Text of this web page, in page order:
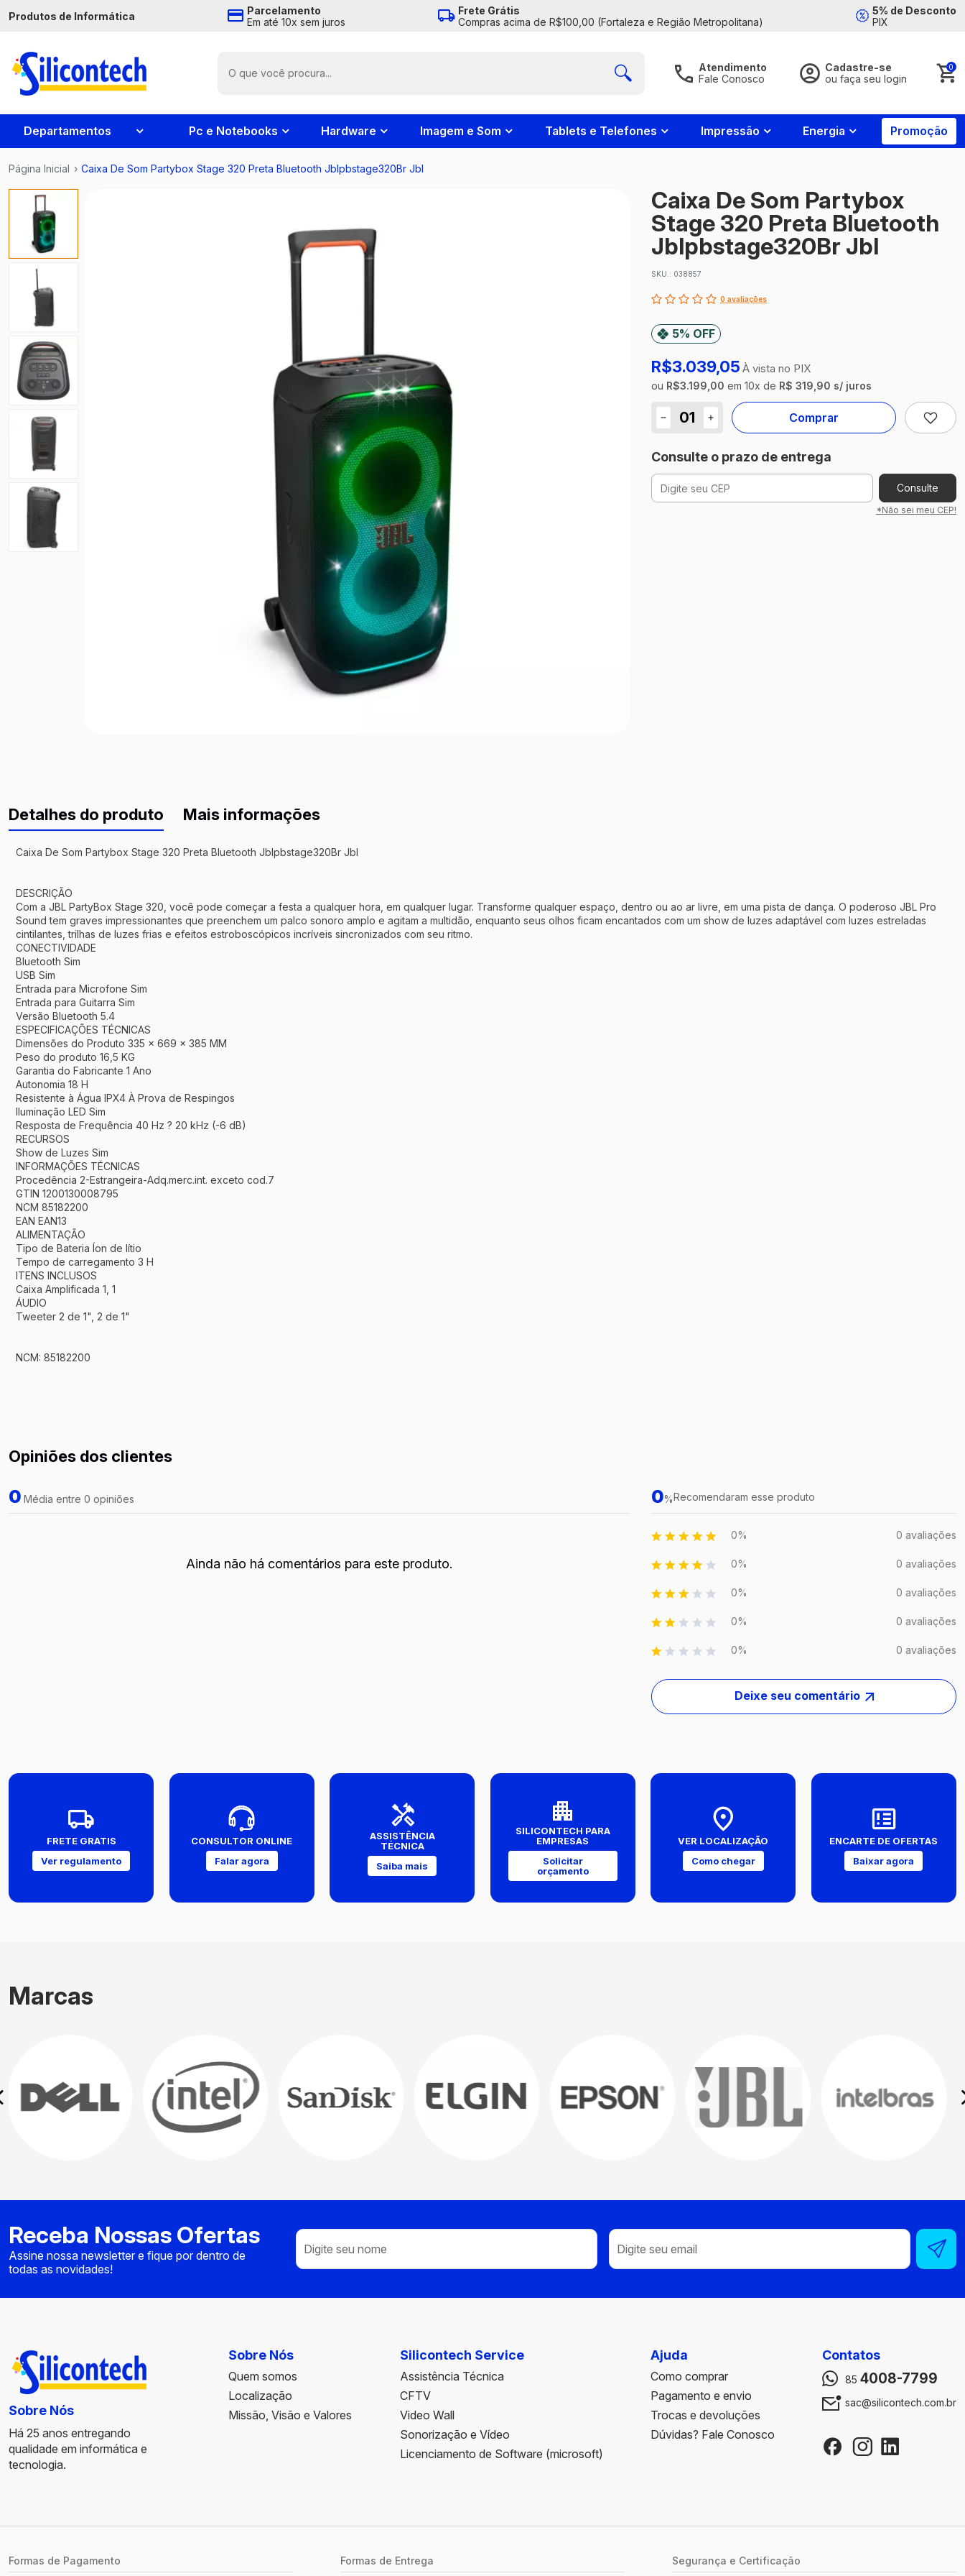
Produtos de Informática
Parcelamento
Em até 10x sem juros
Frete Grátis
Compras acima de R$100,00 (Fortaleza e Região Metropolitana)
5% de Desconto
PIX
Atendimento
Fale Conosco
Conosco
Whatsapp
Contato
854008-
7788
Horário de
das 8:00h às
sábados das
9:00h às
Exceto
feriados
nacionais
Sobre Nós
Cadastre-se
ou faça seu login
Entrar
0
Departamentos Pc e Notebooks Hardware Imagem e Som Tablets e Telefones Impressão Energia Promoção
Página Inicial › Caixa De Som Partybox Stage 320 Preta Bluetooth Jblpbstage320Br Jbl
Caixa De Som Partybox
Stage 320 Preta Bluetooth
Jblpbstage320Br Jbl
SKU.: 038857
0 avaliações
R$3.039,05 À vista no PIX
5% OFF
ou R$3.199,00 em 10x de R$ 319,90 s/ juros
Comprar
Consulte o prazo de entrega
Consulte
*Não sei meu CEP!
Detalhes do produto
Caixa De Som Partybox Stage 320 Preta Bluetooth Jblpbstage320Br Jbl
DESCRIÇÃO
Com a JBL PartyBox Stage 320, você pode começar a festa a qualquer hora, em qualquer lugar. Transforme qualquer espaço, dentro ou ao ar livre, em uma pista de dança. O poderoso JBL Pro
Sound tem graves impressionantes que preenchem um palco sonoro amplo e agitam a multidão, enquanto seus olhos ficam encantados com um show de luzes adaptável com luzes estreladas
cintilantes, trilhas de luzes frias e efeitos estroboscópicos incríveis sincronizados com seu ritmo.
CONECTIVIDADE
Bluetooth Sim
USB Sim
Entrada para Microfone Sim
Entrada para Guitarra Sim
Versão Bluetooth 5.4
ESPECIFICAÇÕES TÉCNICAS
Dimensões do Produto 335 x 669 x 385 MM
Peso do produto 16,5 KG
Garantia do Fabricante 1 Ano
Autonomia 18 H
Resistente à Água IPX4 À Prova de Respingos
Iluminação LED Sim
Resposta de Frequência 40 Hz ? 20 kHz (-6 dB)
RECURSOS
Show de Luzes Sim
INFORMAÇÕES TÉCNICAS
Procedência 2-Estrangeira-Adq.merc.int. exceto cod.7
GTIN 1200130008795
NCM 85182200
EAN EAN13
ALIMENTAÇÃO
Tipo de Bateria Íon de lítio
Tempo de carregamento 3 H
ITENS INCLUSOS
Caixa Amplificada 1, 1
ÁUDIO
Tweeter 2 de 1", 2 de 1"
NCM: 85182200
Mais informações
Opiniões dos clientes
0 Média entre 0 opiniões
Ainda não há comentários para este produto.
0%Recomendaram esse produto
0% 0 avaliações
0% 0 avaliações
0% 0 avaliações
0% 0 avaliações
0% 0 avaliações
Deixe seu comentário
FRETE GRATIS
Ver regulamento
CONSULTOR ONLINE
Falar agora
ASSISTÊNCIA
TÉCNICA
Saiba mais
SILICONTECH PARA
EMPRESAS
Solicitar
orçamento
VER LOCALIZAÇÃO
Como chegar
ENCARTE DE OFERTAS
Baixar agora
Marcas
Receba Nossas Ofertas
Assine nossa newsletter e fique por dentro de
todas as novidades!
Sobre Nós
Há 25 anos entregando
qualidade em informática e
tecnologia.
Sobre Nós
Quem somos
Localização
Missão, Visão e Valores
Silicontech Service
Assistência Técnica
CFTV
Video Wall
Sonorização e Vídeo
Licenciamento de Software (microsoft)
Ajuda
Como comprar
Pagamento e envio
Trocas e devoluções
Dúvidas? Fale Conosco
Contatos
85 4008-7799
sac@silicontech.com.br
Formas de Pagamento Formas de Entrega Segurança e Certificação